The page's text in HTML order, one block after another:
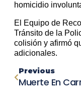
homicidio
El Equipo de
Tránsito de la
colisión y afirmó
adicionales.
Previous